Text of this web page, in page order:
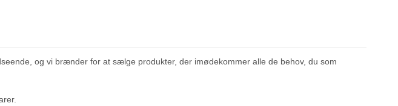
og vi brænder for at sælge produkter, der imødekommer alle de behov, du som